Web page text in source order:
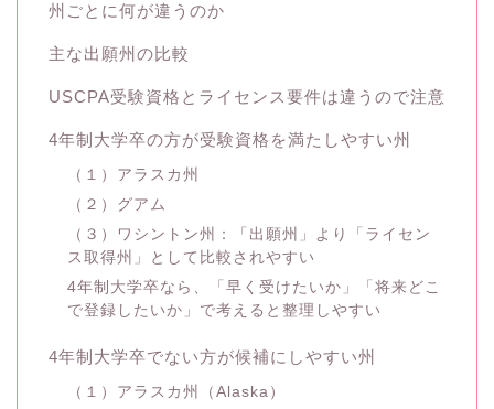
州ごとに何が違うのか
主な出願州の比較
USCPA受験資格とライセンス要件は違うので注意
4年制大学卒の方が受験資格を満たしやすい州
（１）アラスカ州
（２）グアム
（３）ワシントン州：「出願州」より「ライセン
ス取得州」として比較されやすい
4年制大学卒なら、「早く受けたいか」「将来どこ
で登録したいか」で考えると整理しやすい
4年制大学卒でない方が候補にしやすい州
（１）アラスカ州（Alaska）